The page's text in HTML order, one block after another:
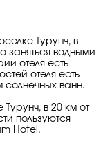
Турунч, в
заняться водными
отеля есть
отеля есть
солнечных ванн.
Турунч, в 20 км от
пользуются
Hotel.